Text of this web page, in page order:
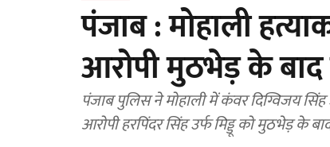
पंजाब : मोहाली
आरोपी मुठभेड़ के बाद
पंजाब पुलिस ने मोहाली में कंवर दिग्विजय
आरोपी हरपिंदर सिंह उर्फ मिड्डू को मुठभेड़ के